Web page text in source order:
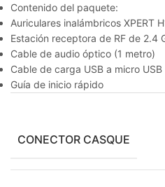
Contenido del paquete:
Auriculares inalámbricos XPERT
Estación receptora de RF de 2.4
Cable de audio óptico (1 metro)
Cable de carga USB a micro
Guía de inicio rápido
CONECTOR CASQUE